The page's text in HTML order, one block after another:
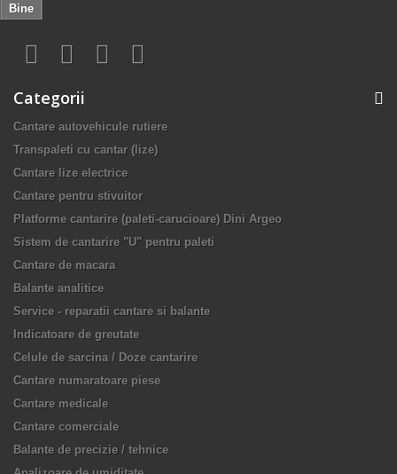
Bine
Categorii
Cantare autovehicule rutiere
Transpaleti cu cantar (lize)
Cantare lize electrice
Cantare pentru stivuitor
Platforme cantarire (paleti-carucioare) Dini Argeo
Sistem de cantarire "U" pentru paleti
Cantare de macara
Balante analitice
Service - reparatii cantare si balante
Indicatoare de greutate
Celule de sarcina / Doze cantarire
Cantare numaratoare piese
Cantare medicale
Cantare comerciale
Balante de precizie / tehnice